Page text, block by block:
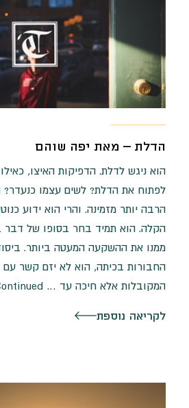
הדלת – מאת יפה שוהם
הוא ניגש לדלת. הדפיקות האיצו,
לפתוח את הדלת? לשים עצמו כנעדר?
הרבה יותר מזמינה. והרי הוא ידוע
הקלה. הוא תמיד בחר בסופו של
ממנו את ההשקעה המעטה ביותר.
החבורות בכיתה, הוא לא יזם קשר
המקובלות אלא חיכה עד …
לקריאה נוספת